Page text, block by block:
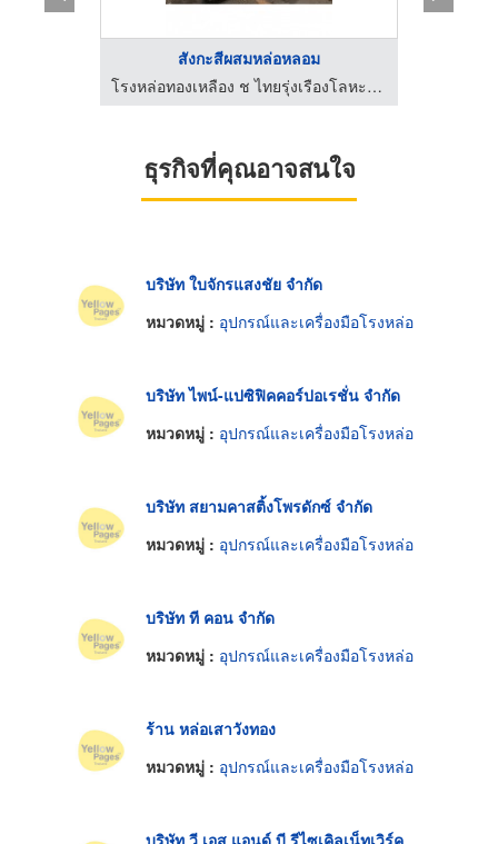
สังกะสีผสมหล่อหลอม
โรงหล่อทองเหลือง ช ไทยรุ่งเรืองโลหะภัณฑ์
ธุรกิจที่คุณอาจสนใจ
บริษัท ใบจักรแสงชัย จำกัด
หมวดหมู่ : อุปกรณ์และเครื่องมือโรงหล่อ
บริษัท ไพน์-แปซิฟิคคอร์ปอเรชั่น จำกัด
หมวดหมู่ : อุปกรณ์และเครื่องมือโรงหล่อ
บริษัท สยามคาสติ้งโพรดักซ์ จำกัด
หมวดหมู่ : อุปกรณ์และเครื่องมือโรงหล่อ
บริษัท ที คอน จำกัด
หมวดหมู่ : อุปกรณ์และเครื่องมือโรงหล่อ
ร้าน หล่อเสาวังทอง
หมวดหมู่ : อุปกรณ์และเครื่องมือโรงหล่อ